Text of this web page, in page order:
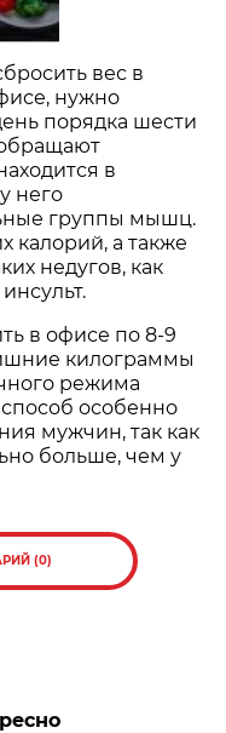
вес в
нужно
порядка шести
в
него
группы мышц.
калорий, а также
недугов, как
в офисе по 8-9
килограммы
режима
особенно
мужчин, так как
больше, чем у
(0)